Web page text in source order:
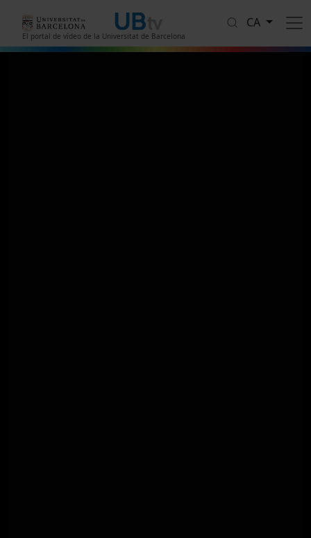
El portal de vídeo de la Universitat de Barcelona
CA